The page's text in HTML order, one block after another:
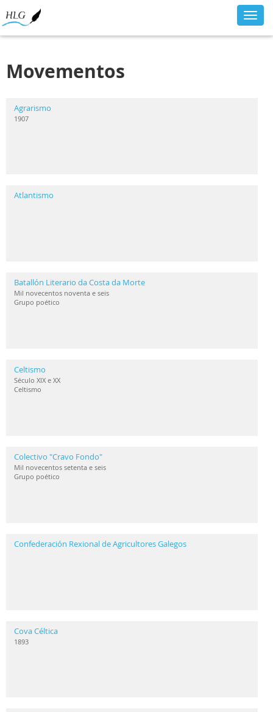
Movementos
Agrarismo
1907
Atlantismo
Batallón Literario da Costa da Morte
Mil novecentos noventa e seis
Grupo poético
Celtismo
Século XIX e XX
Celtismo
Colectivo "Cravo Fondo"
Mil novecentos setenta e seis
Grupo poético
Confederación Rexional de Agricultores Galegos
Cova Céltica
1893